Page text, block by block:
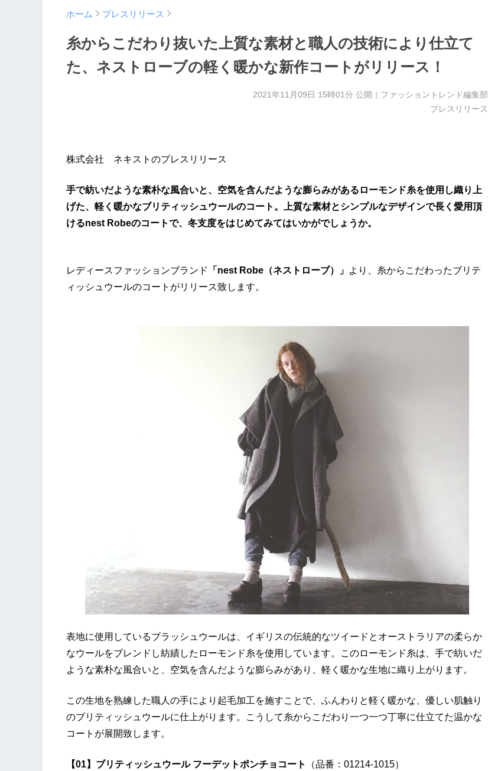
ホーム プレスリリース
糸からこだわり抜いた上質な素材と職人の技術により仕立て
た、ネストローブの軽く暖かな新作コートがリリース！
2021年11月09日 15時01分 公開｜ファッショントレンド編集部
プレスリリース
株式会社 ネキストのプレスリリース
手で紡いだような素朴な風合いと、空気を含んだような膨らみがあるローモンド糸を使用し織り上
げた、軽く暖かなブリティッシュウールのコート。上質な素材とシンプルなデザインで長く愛用頂
けるnest Robeのコートで、冬支度をはじめてみてはいかがでしょうか。
レディースファッションブランド 「nest Robe（ネストローブ）」 より、糸からこだわったブリテ
ィッシュウールのコートがリリース致します。
表地に使用しているブラッシュウールは、イギリスの伝統的なツイードとオーストラリアの柔らか
なウールをブレンドし紡績したローモンド糸を使用しています。このローモンド糸は、手で紡いだ
ような素朴な風合いと、空気を含んだような膨らみがあり、軽く暖かな生地に織り上がります。
この生地を熟練した職人の手により起毛加工を施すことで、ふんわりと軽く暖かな、優しい肌触り
のブリティッシュウールに仕上がります。こうして糸からこだわり一つ一つ丁寧に仕立てた温かな
コートが展開致します。
【01】ブリティッシュウール フーデットポンチョコート
（品番：01214-1015）